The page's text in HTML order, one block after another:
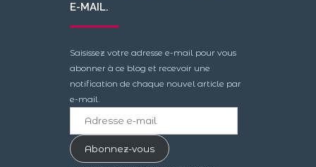
E-MAIL.
Saisissez votre adresse e-mail pour vous
abonner à ce blog et recevoir une
notification de chaque nouvel article par
e-mail.
mailAbonnez-vous